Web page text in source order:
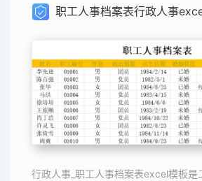
职工人事档案表行政人事
行政人事_职工人事档案表excel模板是